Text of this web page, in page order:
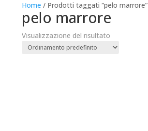
Home / Prodotti taggati “pelo marrore”
pelo marrore
Visualizzazione del risultato